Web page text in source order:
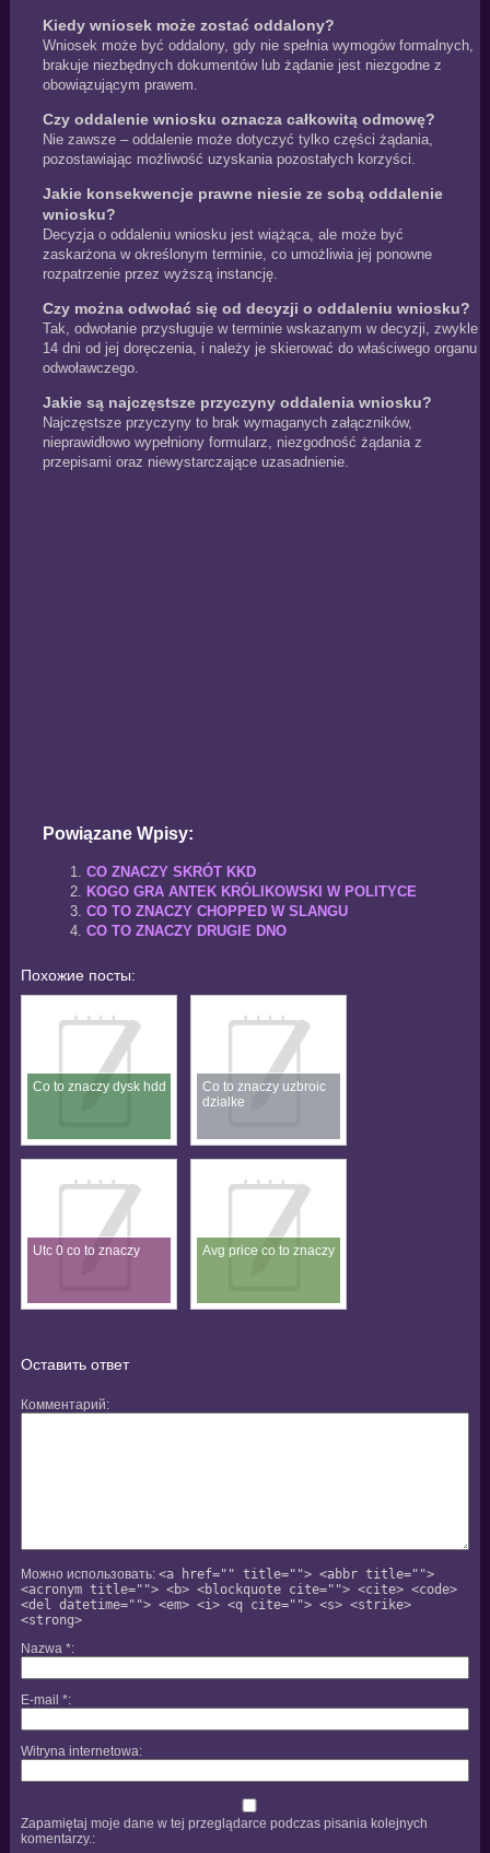
Kiedy wniosek może zostać oddalony?
Wniosek może być oddalony, gdy nie spełnia wymogów formalnych,
brakuje niezbędnych dokumentów lub żądanie jest niezgodne z
obowiązującym prawem.
Czy oddalenie wniosku oznacza całkowitą odmowę?
Nie zawsze – oddalenie może dotyczyć tylko części żądania,
pozostawiając możliwość uzyskania pozostałych korzyści.
Jakie konsekwencje prawne niesie ze sobą oddalenie
wniosku?
Decyzja o oddaleniu wniosku jest wiążąca, ale może być
zaskarżona w określonym terminie, co umożliwia jej ponowne
rozpatrzenie przez wyższą instancję.
Czy można odwołać się od decyzji o oddaleniu wniosku?
Tak, odwołanie przysługuje w terminie wskazanym w decyzji, zwykle
14 dni od jej doręczenia, i należy je skierować do właściwego organu
odwoławczego.
Jakie są najczęstsze przyczyny oddalenia wniosku?
Najczęstsze przyczyny to brak wymaganych załączników,
nieprawidłowo wypełniony formularz, niezgodność żądania z
przepisami oraz niewystarczające uzasadnienie.
Powiązane Wpisy:
CO ZNACZY SKRÓT KKD
KOGO GRA ANTEK KRÓLIKOWSKI W POLITYCE
CO TO ZNACZY CHOPPED W SLANGU
CO TO ZNACZY DRUGIE DNO
Похожие посты:
Co to znaczy dysk hdd
Co to znaczy uzbroic
dzialke
Utc 0 co to znaczy Avg price co to znaczy
Оставить ответ
Комментарий
Можно использовать: <a href="" title=""> <abbr title="">
<acronym title=""> <b> <blockquote cite=""> <cite> <code>
<del datetime=""> <em> <i> <q cite=""> <s> <strike>
<strong>
Nazwa *
E-mail *
Witryna internetowa
Zapamiętaj moje dane w tej przeglądarce podczas pisania kolejnych
komentarzy.